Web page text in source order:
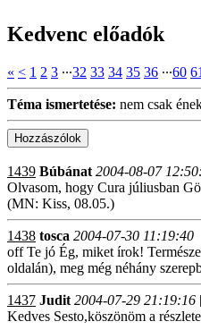
Kedvenc előadók
« < 1 2 3 ∙∙∙32 33 34 35 36 ∙∙∙60 61
Téma ismertetése: nem csak
1439 Búbánat 2004-08-07
Olvasom, hogy Cura júliusban
(MN: Kiss, 08.05.)
1438 tosca 2004-07-30 11:19:40
off Te jó Ég, miket írok!
oldalán), meg még néhány
1437 Judit 2004-07-29 21:19:16
Kedves Sesto,köszönöm a